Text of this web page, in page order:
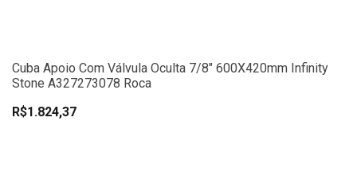
Cuba Apoio Com Válvula Oculta 7/8" 600X420mm Infinity
Stone A327273078 Roca
R$1.824,37